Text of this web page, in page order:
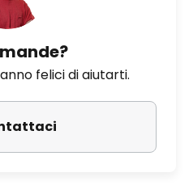
felici di aiutarti.